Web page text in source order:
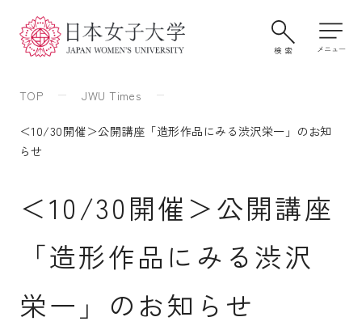
大学案内・学びの特色
TOP JWU Times
＜10/30開催＞公開講座「造形作品にみる渋沢栄一」のお知
らせ
＜10/30開催＞公開講座
「造形作品にみる渋沢
栄一」のお知らせ